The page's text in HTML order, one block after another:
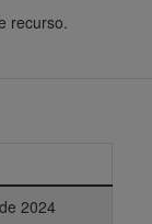
recurso.
2024